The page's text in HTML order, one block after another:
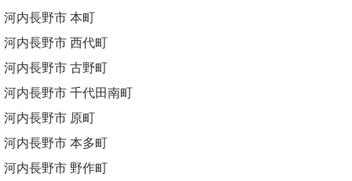
河内長野市 本町
河内長野市 西代町
河内長野市 古野町
河内長野市 千代田南町
河内長野市 原町
河内長野市 本多町
河内長野市 野作町